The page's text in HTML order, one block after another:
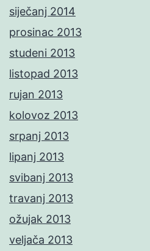
siječanj 2014
prosinac 2013
studeni 2013
listopad 2013
rujan 2013
kolovoz 2013
srpanj 2013
lipanj 2013
svibanj 2013
travanj 2013
ožujak 2013
veljača 2013